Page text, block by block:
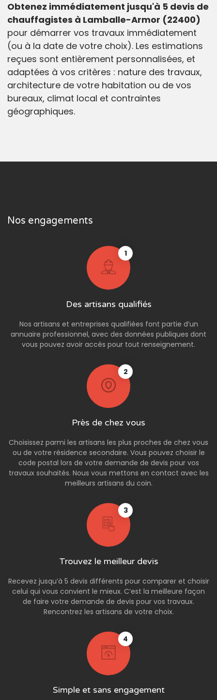
Obtenez immédiatement jusqu'à 5 devis de
chauffagistes à Lamballe-Armor (22400)
pour démarrer vos travaux immédiatement
(ou à la date de votre choix). Les estimations
reçues sont entièrement personnalisées, et
adaptées à vos critères : nature des travaux,
architecture de votre habitation ou de vos
bureaux, climat local et contraintes
géographiques.
Nos engagements
1
Des artisans qualifiés
Nos artisans et entreprises qualifiées font partie d’un
annuaire professionnel, avec des données publiques dont
vous pouvez avoir accès pour tout renseignement.
2
Près de chez vous
Choisissez parmi les artisans les plus proches de chez vous
ou de votre résidence secondaire. Vous pouvez choisir le
code postal lors de votre demande de devis pour vos
travaux souhaités. Nous vous mettons en contact avec les
meilleurs artisans du coin.
3
Trouvez le meilleur devis
Recevez jusqu’à 5 devis différents pour comparer et choisir
celui qui vous convient le mieux. C’est la meilleure façon
de faire votre demande de devis pour vos travaux.
Rencontrez les artisans de votre choix.
4
Simple et sans engagement